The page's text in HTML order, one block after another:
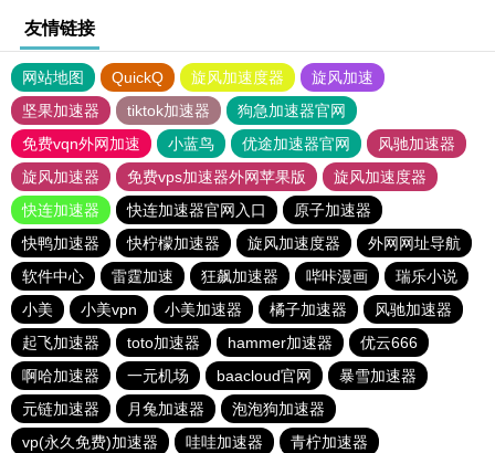
友情链接
网站地图 QuickQ 旋风加速度器
旋风加速
坚果加速器
tiktok加速器
狗急加速器官网
免费vqn外网加速
小蓝鸟 优途加速器官网
风驰加速器
旋风加速器
免费vps加速器外网苹果版
旋风加速度器
快连加速器
快连加速器官网入口
原子加速器
快鸭加速器
快柠檬加速器 旋风加速度器
外网网址导航
软件中心
雷霆加速 狂飙加速器 哔咔漫画
瑞乐小说
小美
小美vpn 小美加速器 橘子加速器
风驰加速器
起飞加速器
toto加速器 hammer加速器
优云666
啊哈加速器
一元机场 baacloud官网
暴雪加速器
元链加速器
月兔加速器
泡泡狗加速器
vp(永久免费)加速器
哇哇加速器 青柠加速器